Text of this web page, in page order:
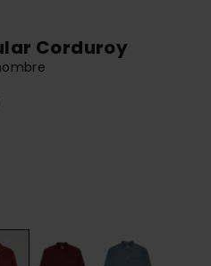
Corduroy